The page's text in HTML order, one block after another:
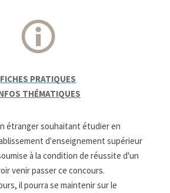
FICHES PRATIQUES
THÉMATIQUES
étranger souhaitant étudier en
d'enseignement supérieur
à la condition de réussite d'un
venir passer ce concours.
il pourra se maintenir sur le